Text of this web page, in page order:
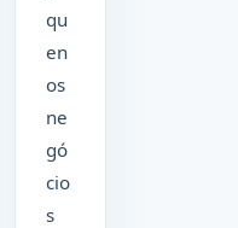
qu
en
os
ne
gó
cio
s